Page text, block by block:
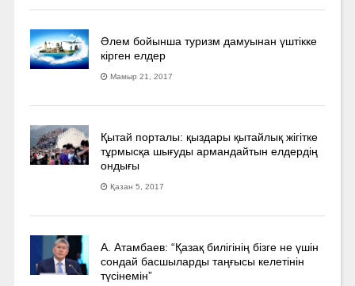
Әлем бойынша туризм дамуынан үштікке
кірген елдер
Мамыр 21, 2017
Қытай порталы: қыздары қытайлық жігітке
тұрмысқа шығуды армандайтын елдердің
ондығы
Қазан 5, 2017
А. Атамбаев: “Қазақ билігінің бізге не үшін
сондай басшыларды таңғысы келетінін
түсінемін”